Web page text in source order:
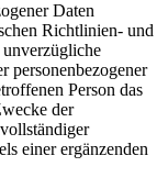
Daten
Richtlinien- und
personenbezogener
Person das
der
einer ergänzenden